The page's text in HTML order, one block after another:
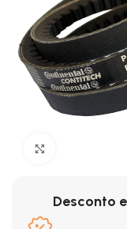
Desconto